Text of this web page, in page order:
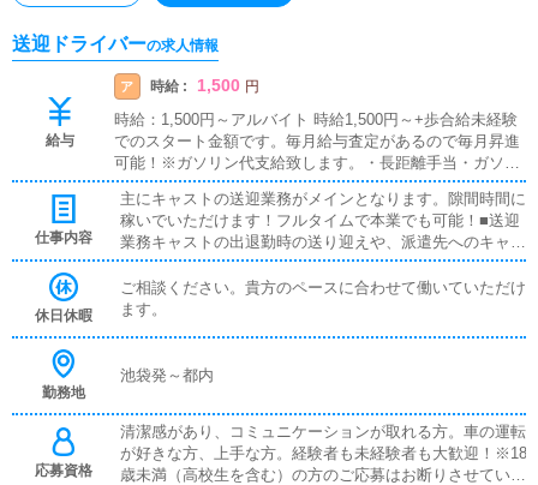
送迎ドライバーの求人情報
給与
ア 時給 : 1,500 円
時給：1,500円～アルバイト 時給1,500円～+歩合給未経験
でのスタート金額です。毎月給与査定があるので毎月昇進
可能！※ガソリン代支給致します。・長距離手当・ガソリ
ン手当あり！ガソリン代支給致します！
仕事内容
主にキャストの送迎業務がメインとなります。隙間時間に
稼いでいただけます！フルタイムで本業でも可能！■送迎
業務キャストの出退勤時の送り迎えや、派遣先へのキャス
トの送迎を行っていただきます。最初は先輩ドライバーと
同乗して行動し、業務の流れを覚えていただきますので、
未経験の方でも安心して働けます。お客様と対面で接客を
休日休暇
ご相談ください。貴方のペースに合わせて働いていただけ
ます。
勤務地
池袋発～都内
応募資格
清潔感があり、コミュニケーションが取れる方。車の運転
が好きな方、上手な方。経験者も未経験者も大歓迎！※18
歳未満（高校生を含む）の方のご応募はお断りさせていた